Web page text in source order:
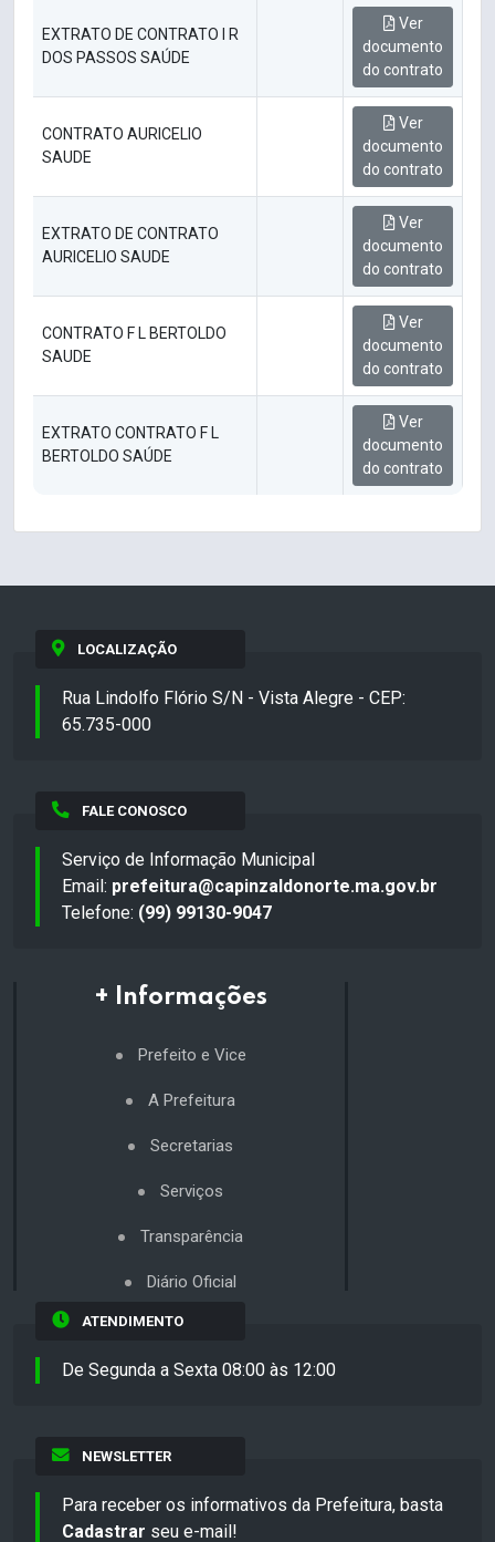
EXTRATO DE CONTRATO I R
DOS PASSOS SAÚDE
Ver
documento
do contrato
CONTRATO AURICELIO
SAUDE
Ver
documento
do contrato
EXTRATO DE CONTRATO
AURICELIO SAUDE
Ver
documento
do contrato
CONTRATO F L BERTOLDO
SAUDE
Ver
documento
do contrato
EXTRATO CONTRATO F L
BERTOLDO SAÚDE
Ver
documento
do contrato
LOCALIZAÇÃO
Rua Lindolfo Flório S/N - Vista Alegre - CEP:
65.735-000
FALE CONOSCO
Serviço de Informação Municipal
Email: prefeitura@capinzaldonorte.ma.gov.br
Telefone: (99) 99130-9047
+ Informações
Prefeito e Vice
A Prefeitura
Secretarias
Serviços
Transparência
Diário Oficial
ATENDIMENTO
De Segunda a Sexta 08:00 às 12:00
NEWSLETTER
Para receber os informativos da Prefeitura, basta
Cadastrar seu e-mail!